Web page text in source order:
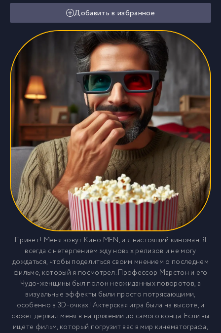
Добавить в избранное
Привет! Меня зовут Кино MEN, и я настоящий киноман. Я
всегда с нетерпением жду новых релизов и не могу
дождаться, чтобы поделиться своим мнением о последнем
фильме, который я посмотрел. Профессор Марстон и его
Чудо-женщины был полон неожиданных поворотов, а
визуальные эффекты были просто потрясающими,
особенно в 3D-очках! Актерская игра была на высоте, и
сюжет держал меня в напряжении до самого конца. Если вы
ищете фильм, который погрузит вас в мир кинематографа,